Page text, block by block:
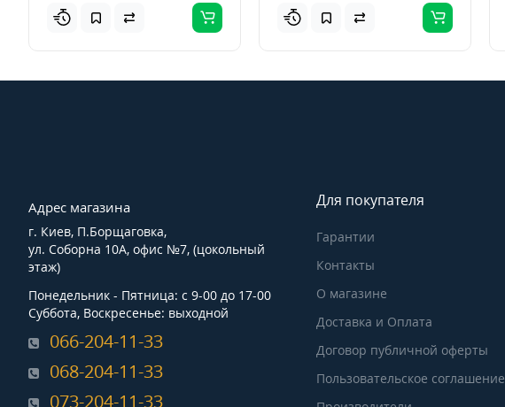
Адрес магазина
г. Киев, П.Борщаговка,
ул. Соборна 10А, офис №7, (цокольный
этаж)
Понедельник - Пятница: с 9-00 до 17-00
Суббота, Воскресенье: выходной
066-204-11-33
068-204-11-33
073-204-11-33
Для покупателя
Гарантии
Контакты
О магазине
Доставка и Оплата
Договор публичной оферты
Пользовательское соглашение